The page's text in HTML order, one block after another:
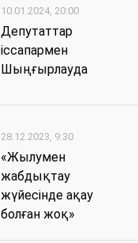
10.01.2024, 20:00
Депутаттар
іссапармен
Шыңғырлауда
28.12.2023, 9:30
«Жылумен
жабдықтау
жүйесінде ақау
болған жоқ»